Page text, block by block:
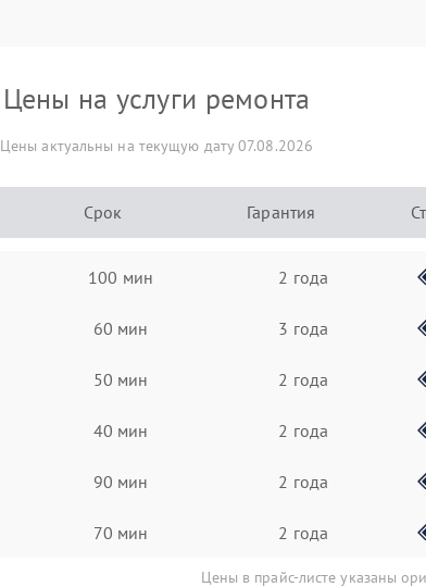
Цены на услуги ремонта
Цены актуальны на текущую дату 07.08.2026
Срок Гарантия
100 мин 2 года
60 мин 3 года
50 мин 2 года
40 мин 2 года
90 мин 2 года
70 мин 2 года
Цены в прайс-листе указаны